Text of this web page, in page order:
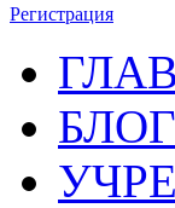
Регистрация